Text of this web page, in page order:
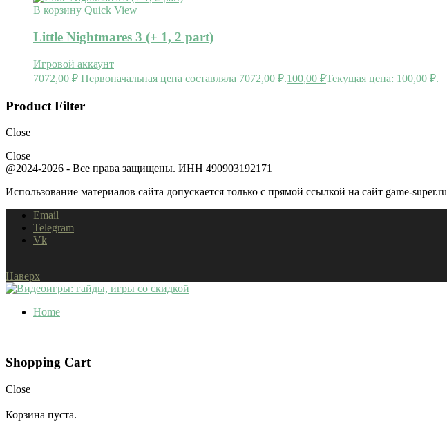
В корзину Quick View
Little Nightmares 3 (+ 1, 2 part)
Игровой аккаунт
7072,00₽ Первоначальная цена составляла 7072,00 ₽.100,00 ₽Текущая цена: 100,00 ₽.
Product Filter
Close
Close
@2024-2026 - Все права защищены. ИНН 490903192171
Использование материалов сайта допускается только с прямой ссылкой на сайт game-super.ru
Email
Telegram
Vk
Наверх
Home
Shopping Cart
Close
Корзина пуста.